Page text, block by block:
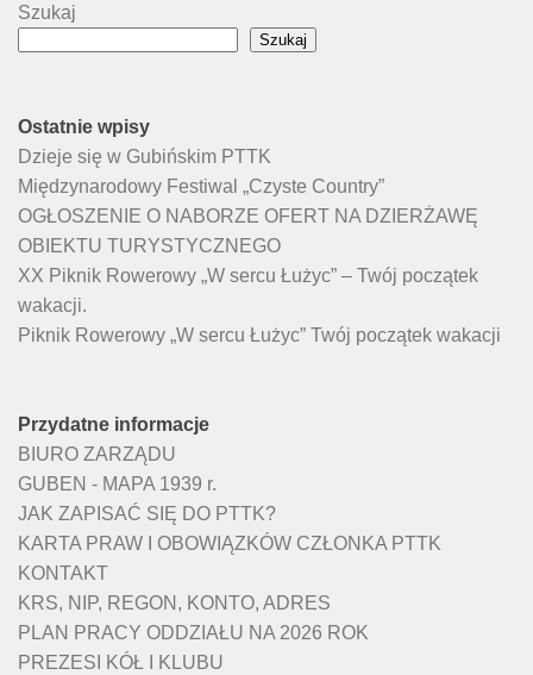
Szukaj
Szukaj
Ostatnie wpisy
Dzieje się w Gubińskim PTTK
Międzynarodowy Festiwal „Czyste Country”
OGŁOSZENIE O NABORZE OFERT NA DZIERŻAWĘ
OBIEKTU TURYSTYCZNEGO
XX Piknik Rowerowy „W sercu Łużyc” – Twój początek
wakacji.
Piknik Rowerowy „W sercu Łużyc” Twój początek wakacji
Przydatne informacje
BIURO ZARZĄDU
GUBEN - MAPA 1939 r.
JAK ZAPISAĆ SIĘ DO PTTK?
KARTA PRAW I OBOWIĄZKÓW CZŁONKA PTTK
KONTAKT
KRS, NIP, REGON, KONTO, ADRES
PLAN PRACY ODDZIAŁU NA 2026 ROK
PREZESI KÓŁ I KLUBU